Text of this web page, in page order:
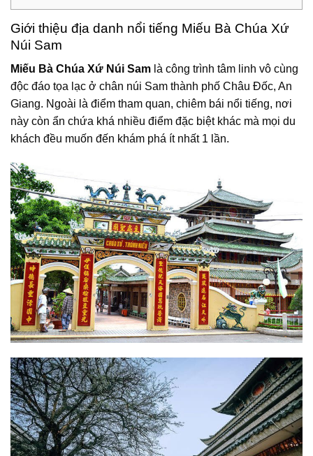
Giới thiệu địa danh nổi tiếng Miếu Bà Chúa Xứ
Núi Sam
Miếu Bà Chúa Xứ Núi Sam là công trình tâm linh vô cùng
độc đáo tọa lạc ở chân núi Sam thành phố Châu Đốc, An
Giang. Ngoài là điểm tham quan, chiêm bái nổi tiếng, nơi
này còn ẩn chứa khá nhiều điểm đặc biệt khác mà mọi du
khách đều muốn đến khám phá ít nhất 1 lần.